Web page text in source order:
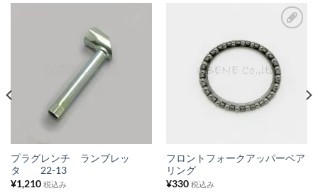
プラグレンチ ランブレッ
タ 22-13
¥1,210 税込み
気
に
入
ス
フロントフォークアッパーベア
リング
¥330 税込み